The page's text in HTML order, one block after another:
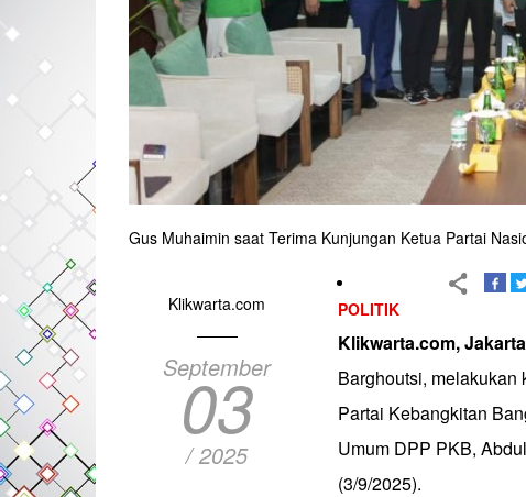
Gus Muhaimin saat Terima Kunjungan Ketua Partai
Klikwarta.com
September
03
/ 2025
POLITIK
Klikwarta.com, Jakarta
Barghoutsi, melakukan
Partai Kebangkitan
Umum DPP PKB,
(3/9/2025).